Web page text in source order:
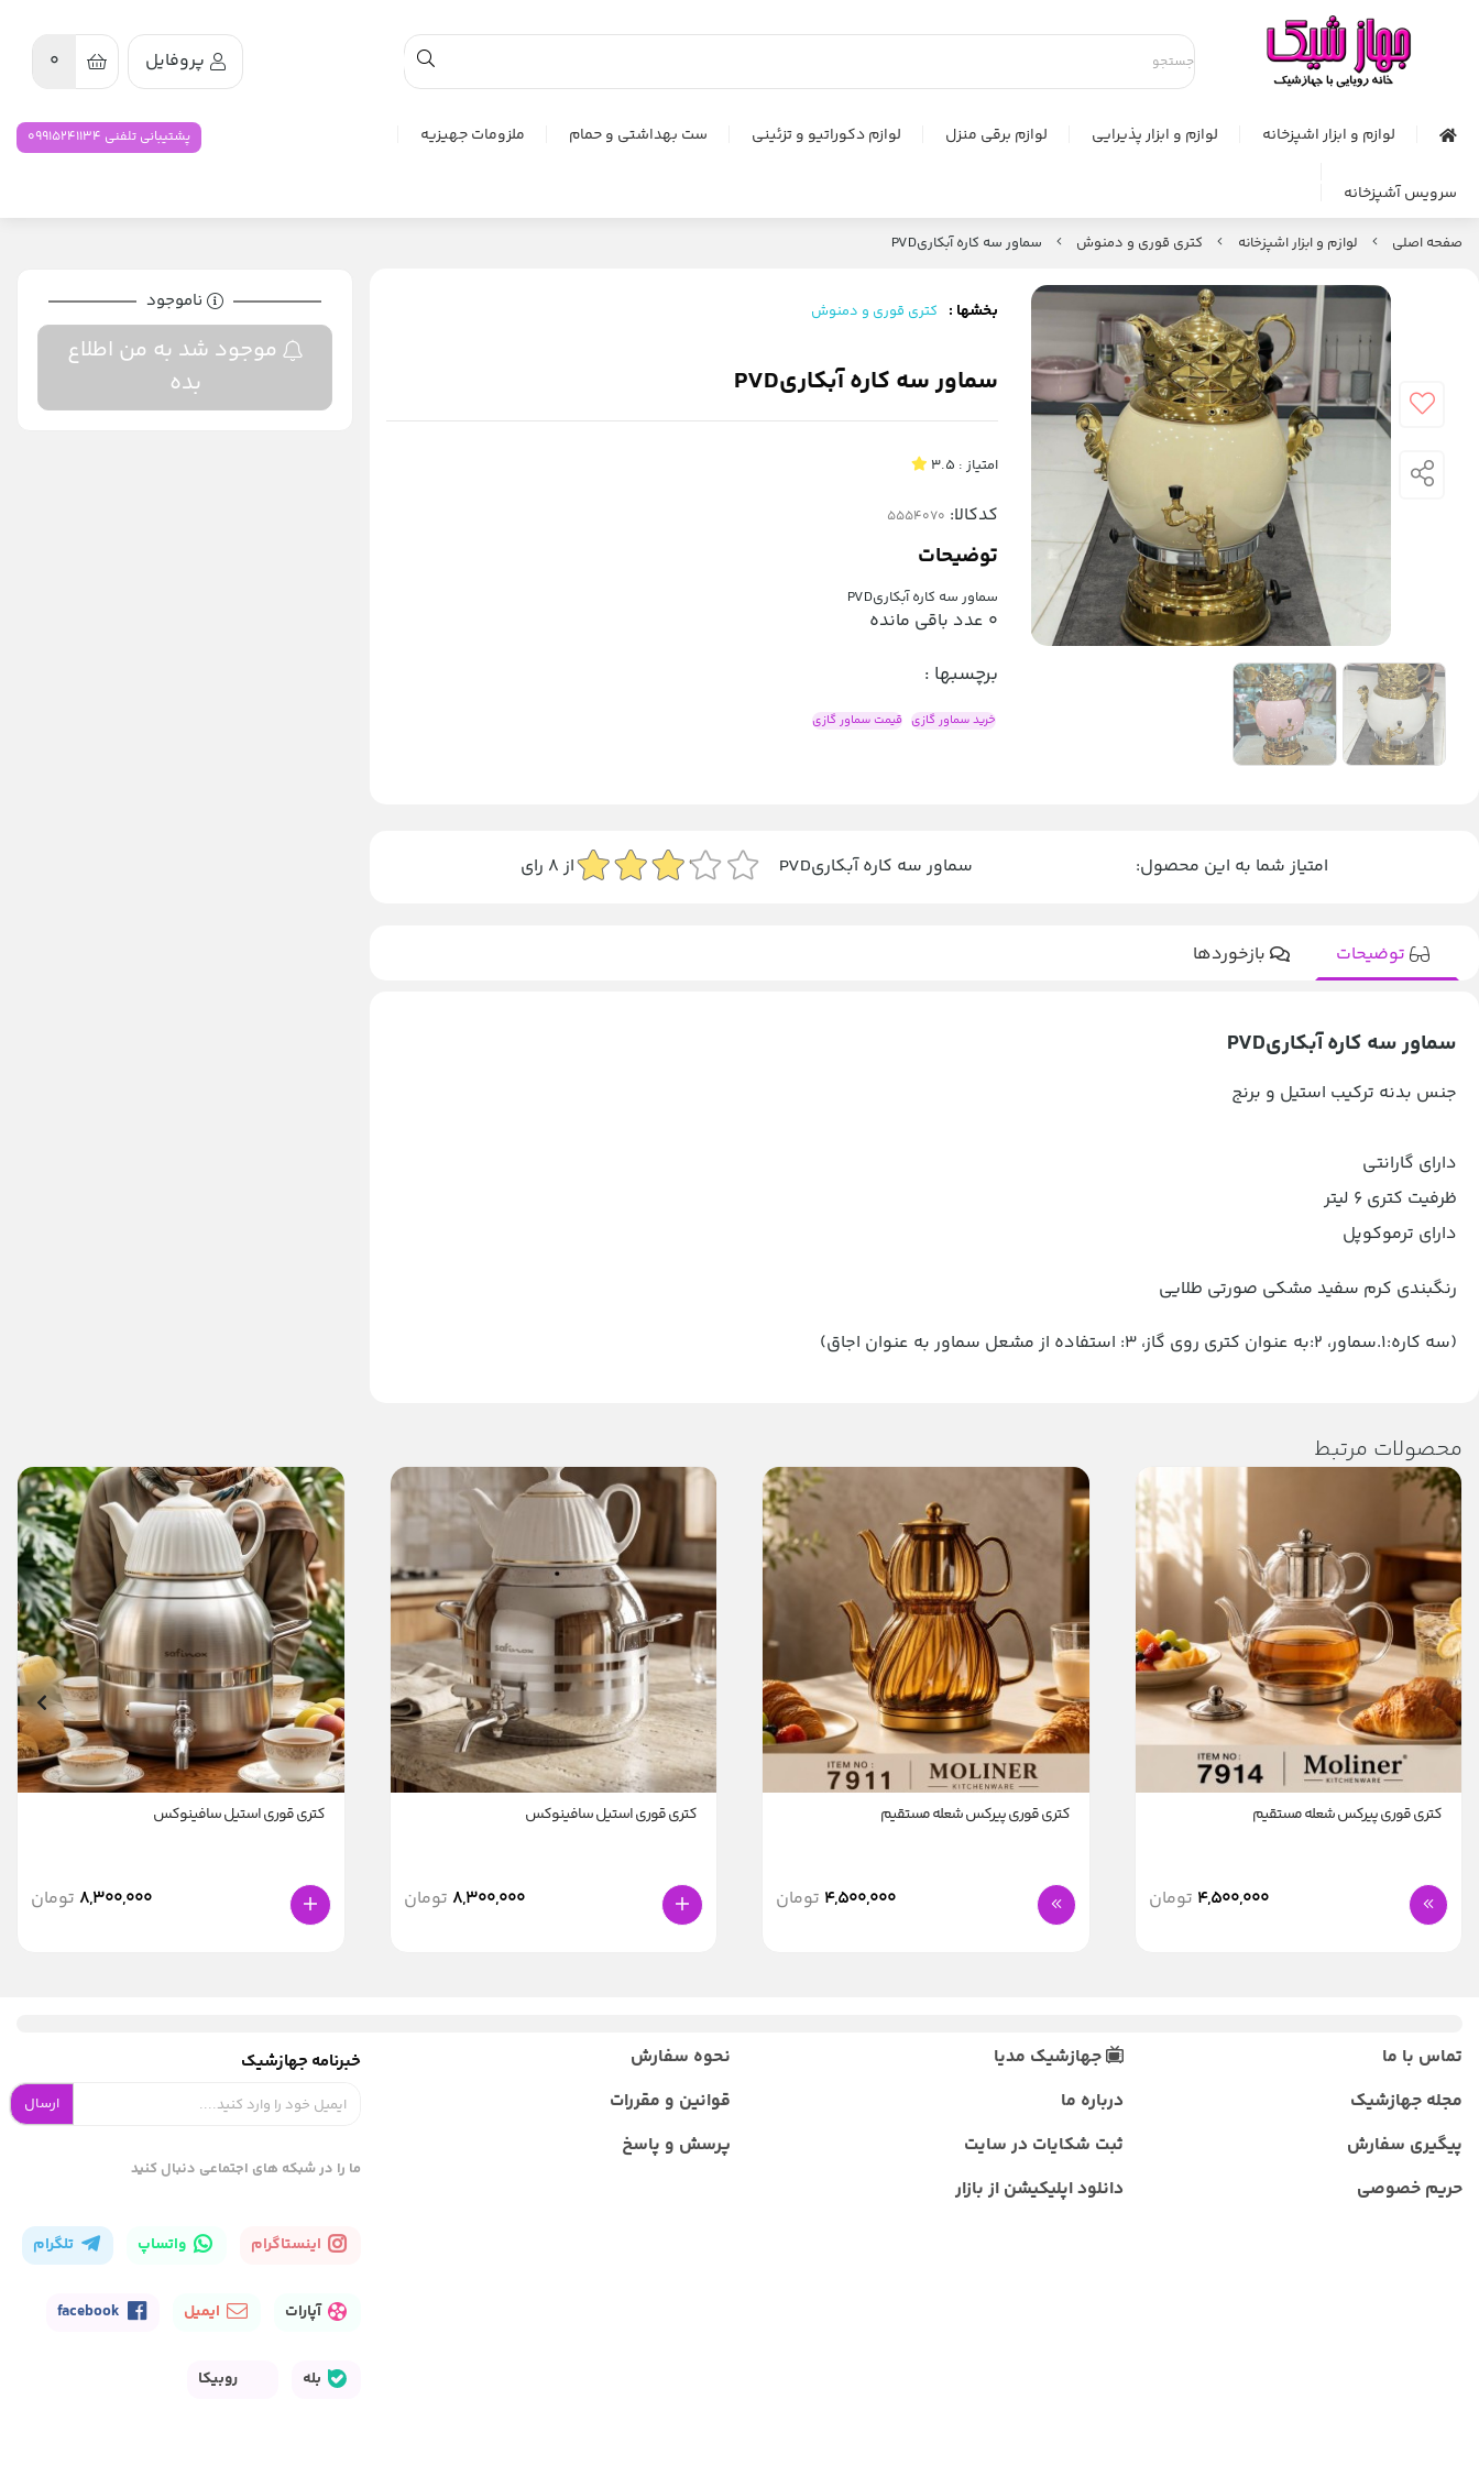
پروفایل 0
لوازم و ابزار اشپزخانه لوازم و ابزار پذیرایی لوازم برقی منزل لوازم دکوراتیو و تزئینی ست بهداشتی و حمام ملزومات جهیزیه
سرویس آشپزخانه
پشتیبانی تلفنی 09915241134
صفحه اصلی لوازم و ابزار اشپزخانه کتری قوری و دمنوش سماور سه کاره آبکاریPVD
بخشها : کتری قوری و دمنوش
سماور سه کاره آبکاریPVD
امتیاز : 3.5
کدکالا:
توضیحات
سماور سه کاره آبکاریPVD
0 عدد باقی مانده
برچسبها :
خرید سماور گازی قیمت سماور گازی
امتیاز شما به این محصول: سماور سه کاره آبکاریPVD از 8 رای
توضیحات بازخوردها
سماور سه کاره آبکاریPVD
جنس بدنه ترکیب استیل و برنج
دارای گارانتی
ظرفیت کتری ۶ لیتر
دارای ترموکوپل
رنگبندی کرم سفید مشکی صورتی طلایی
(سه کاره:۱.سماور، ۲:به عنوان کتری روی گاز، ۳: استفاده از مشعل سماور به عنوان اجاق)
ناموجود
موجود شد به من اطلاع
بده
محصولات مرتبط
کتری قوری پیرکس شعله مستقیم
4,500,000 تومان
کتری قوری پیرکس شعله مستقیم
4,500,000 تومان
کتری قوری استیل سافینوکس
8,300,000 تومان
کتری قوری استیل سافینوکس
8,300,000 تومان
تماس با ما جهازشیک مدیا
نحوه سفارش
مجله جهازشیک
درباره ما
قوانین و مقررات
پیگیری سفارش
ثبت شکایات در سایت
پرسش و پاسخ
حریم خصوصی
دانلود اپلیکیشن از بازار
خبرنامه جهازشیک
ارسال
ما را در شبکه های اجتماعی دنبال کنید
اینستاگرام واتساپ تلگرام
آپارات ایمیل
بله روبیکا